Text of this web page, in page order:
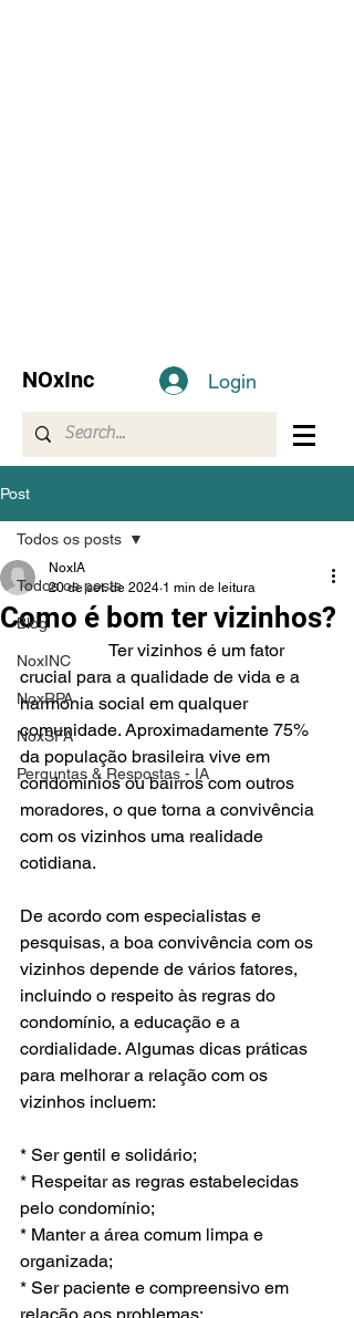
NOxInc Login
Post
Todos os posts
Blog
NoxINC
NoxRPA
NoxSFA
Perguntas & Respostas - IA
Todos os posts
Como é bom ter vizinhos?
NoxIA
20 de set. de 2024 1 min de leitura
		Ter vizinhos é um fator
crucial para a qualidade de vida e a
harmonia social em qualquer
comunidade. Aproximadamente 75%
da população brasileira vive em
condomínios ou bairros com outros
moradores, o que torna a convivência
com os vizinhos uma realidade
cotidiana.
De acordo com especialistas e
pesquisas, a boa convivência com os
vizinhos depende de vários fatores,
incluindo o respeito às regras do
condomínio, a educação e a
cordialidade. Algumas dicas práticas
para melhorar a relação com os
vizinhos incluem:
* Ser gentil e solidário;
* Respeitar as regras estabelecidas
pelo condomínio;
* Manter a área comum limpa e
organizada;
* Ser paciente e compreensivo em